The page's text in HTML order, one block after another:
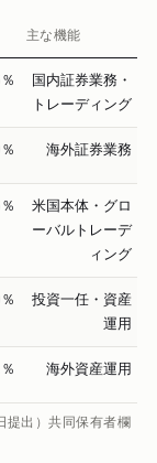
主な機能
国内証券業務・
トレーディング
海外証券業務
米国本体・グロ
ーバルトレーデ
ィング
投資一任・資産
運用
海外資産運用
提出）共同保有者欄